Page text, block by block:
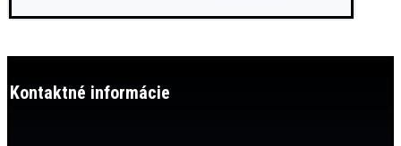
Kontaktné informácie